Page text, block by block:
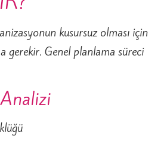
kusursuz olması için
gerekir. Genel planlama süreci